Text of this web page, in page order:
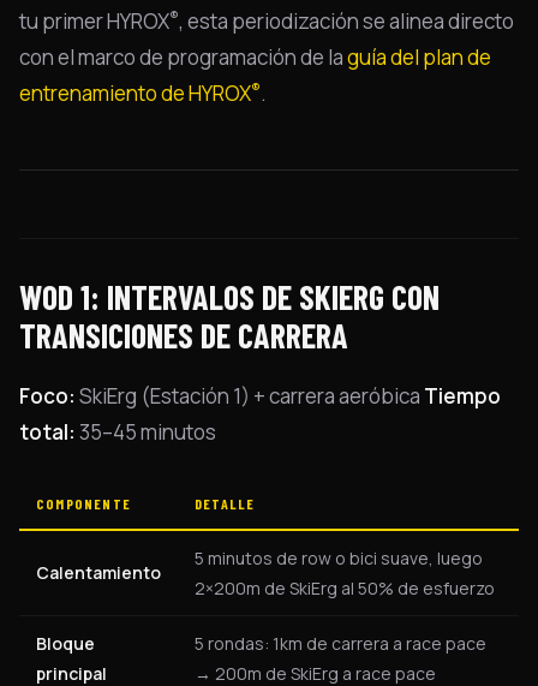
tu primer HYROX®, esta periodización se alinea directo
con el marco de programación de laguía del plan de
entrenamiento de HYROX®.
WOD 1: INTERVALOS DE SKIERG CON
TRANSICIONES DE CARRERA
Foco: SkiErg (Estación 1) + carrera aeróbica Tiempo
total: 35–45 minutos
COMPONENTE DETALLE
Calentamiento
5 minutos de row o bici suave, luego
2×200m de SkiErg al 50% de esfuerzo
Bloque
principal
5 rondas: 1km de carrera a race pace
→ 200m de SkiErg a race pace